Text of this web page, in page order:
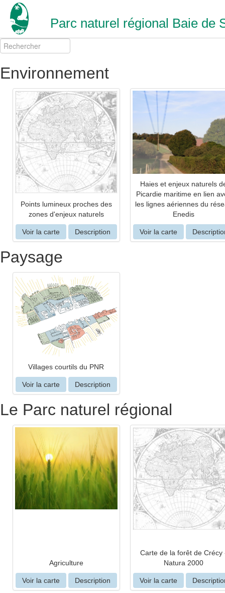
Parc naturel régional Baie de
Environnement
Points lumineux proches des
zones d'enjeux naturels
Voir la carte Description
Haies et enjeux naturels
Picardie maritime en lien
les lignes aériennes du
Enedis
Voir la carte
Paysage
Villages courtils du PNR
Voir la carte Description
Le Parc naturel régional
Agriculture
Voir la carte Description
Carte de la forêt de Crécy
Natura 2000
Voir la carte